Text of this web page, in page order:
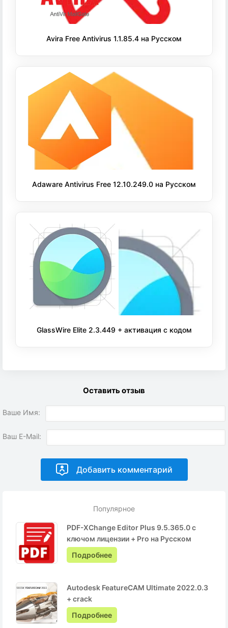
Популярное
PDF-XChange Editor Plus 9.5.365.0 с
ключом лицензии + Pro на Русском
Подробнее
Autodesk FeatureCAM Ultimate 2022.0.3
+ crack
Подробнее
Avira Free Antivirus 1.1.85.4 на Русском
Adaware Antivirus Free 12.10.249.0 на Русском
GlassWire Elite 2.3.449 + активация с кодом
Оставить отзыв
Ваше Имя:
Ваш E-Mail: